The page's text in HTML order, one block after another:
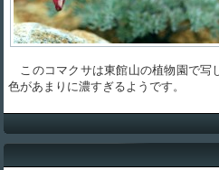
このコマクサは東館山の植物園で写
色があまりに濃すぎるようです。